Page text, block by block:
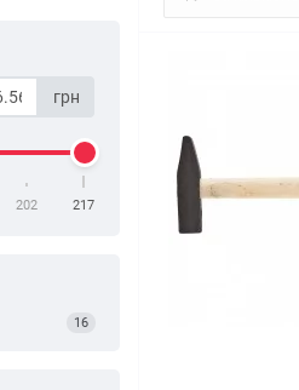
грн
202 217
16